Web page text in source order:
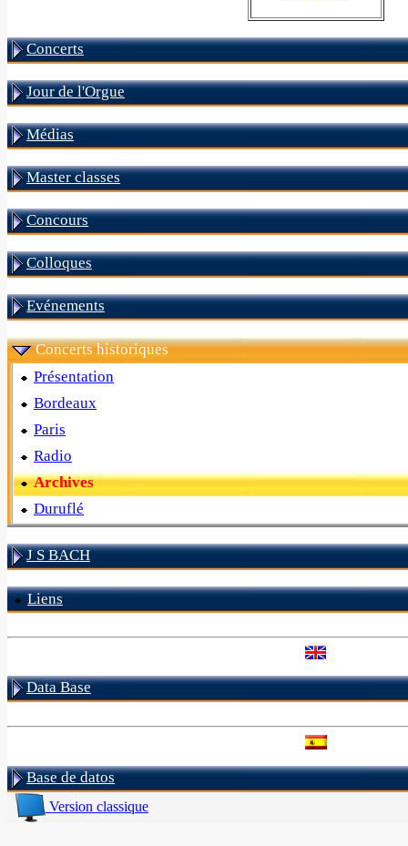
Concerts
Jour de l'Orgue
Médias
Master classes
Concours
Colloques
Evénements
Concerts historiques
Présentation
Bordeaux
Paris
Radio
Archives
Duruflé
J S BACH
Liens
Data Base
Base de datos
Version classique